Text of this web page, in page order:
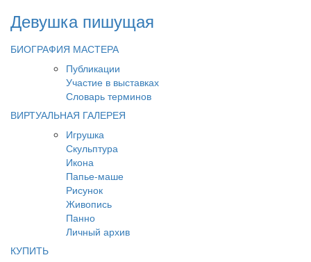
Девушка пишущая
БИОГРАФИЯ МАСТЕРА
Публикации
Участие в выставках
Словарь терминов
ВИРТУАЛЬНАЯ ГАЛЕРЕЯ
Игрушка
Скульптура
Икона
Папье-маше
Рисунок
Живопись
Панно
Личный архив
КУПИТЬ